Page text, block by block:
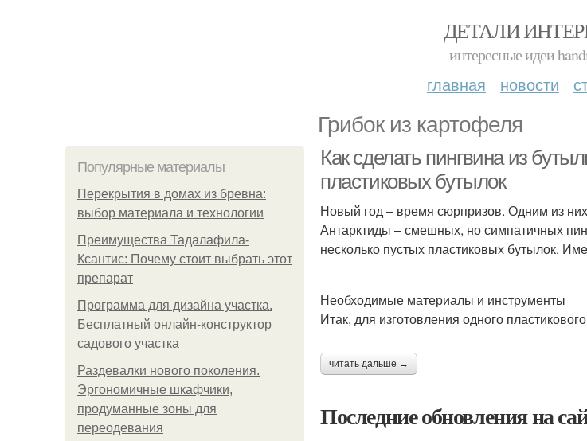
ДЕТАЛИ
интересные идеи
главная новости
Грибок из картофеля
Популярные материалы
Перекрытия в домах из бревна:
выбор материала и технологии
Преимущества Тадалафила-
Ксантис: Почему стоит выбрать этот
препарат
Программа для дизайна участка.
Бесплатный онлайн-конструктор
садового участка
Раздевалки нового поколения.
Эргономичные шкафчики,
продуманные зоны для
переодевания
Как сделать пингвина из
пластиковых бутылок
Новый год – время сюрпризов. Одним из
Антарктиды – смешных, но симпатичных
несколько пустых пластиковых бутылок.
Необходимые материалы и инструменты
Итак, для изготовления одного
читать дальше →
Последние обновления на